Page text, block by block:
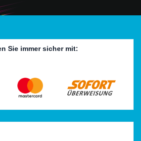
Sie immer sicher mit: